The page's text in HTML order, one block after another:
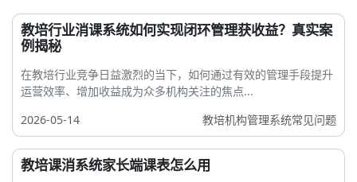
教培行业消课系统如何实现闭环管理获收益？真实案
例揭秘
在教培行业竞争日益激烈的当下，如何通过有效的管理手段提升
运营效率、增加收益成为众多机构关注的焦点...
2026-05-14
教培机构管理系统常见问题
教培课消系统家长端课表怎么用